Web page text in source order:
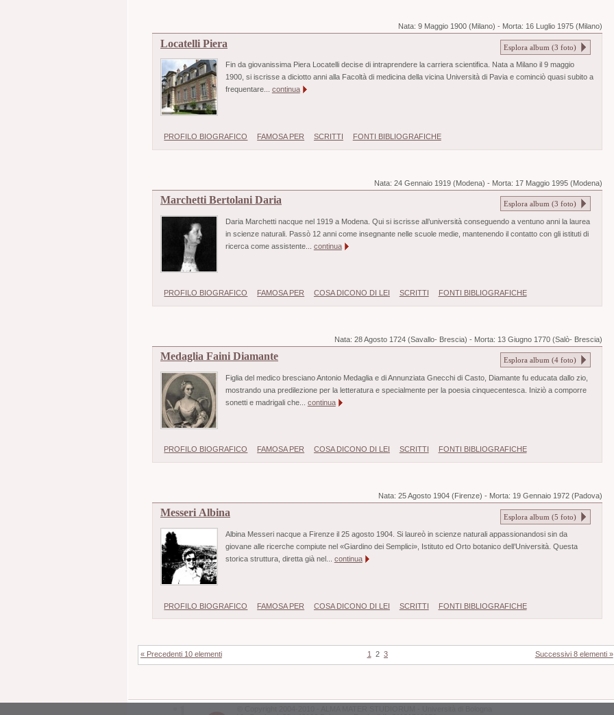
Nata:9 Maggio 1900 (Milano) - Morta: 16 Luglio 1975 (Milano)
Locatelli Piera Esplora album (3 foto)
Fin da giovanissima Piera Locatelli decise di intraprendere la carriera scientifica. Nata a Milano il 9 maggio
1900, si iscrisse a diciotto anni alla Facoltà di medicina della vicina Università di Pavia e cominciò quasi subito a
frequentare... continua
PROFILO BIOGRAFICO FAMOSA PER SCRITTI FONTI BIBLIOGRAFICHE
Nata:24 Gennaio 1919 (Modena) - Morta: 17 Maggio 1995 (Modena)
Marchetti Bertolani Daria Esplora album (3 foto)
Daria Marchetti nacque nel 1919 a Modena. Qui si iscrisse all’università conseguendo a ventuno anni la laurea
in scienze naturali. Passò 12 anni come insegnante nelle scuole medie, mantenendo il contatto con gli istituti di
ricerca come assistente... continua
PROFILO BIOGRAFICO FAMOSA PER COSA DICONO DI LEI SCRITTI FONTI BIBLIOGRAFICHE
Nata:28 Agosto 1724 (Savallo- Brescia) - Morta: 13 Giugno 1770 (Salò- Brescia)
Medaglia Faini Diamante Esplora album (4 foto)
Figlia del medico bresciano Antonio Medaglia e di Annunziata Gnecchi di Casto, Diamante fu educata dallo zio,
mostrando una predilezione per la letteratura e specialmente per la poesia cinquecentesca. Iniziò a comporre
sonetti e madrigali che... continua
PROFILO BIOGRAFICO FAMOSA PER COSA DICONO DI LEI SCRITTI FONTI BIBLIOGRAFICHE
Nata:25 Agosto 1904 (Firenze) - Morta: 19 Gennaio 1972 (Padova)
Messeri Albina Esplora album (5 foto)
Albina Messeri nacque a Firenze il 25 agosto 1904. Si laureò in scienze naturali appassionandosi sin da
giovane alle ricerche compiute nel «Giardino dei Semplici», Istituto ed Orto botanico dell’Università. Questa
storica struttura, diretta già nel... continua
PROFILO BIOGRAFICO FAMOSA PER COSA DICONO DI LEI SCRITTI FONTI BIBLIOGRAFICHE
« Precedenti 10 elementi Successivi 8 elementi »
1 2 3